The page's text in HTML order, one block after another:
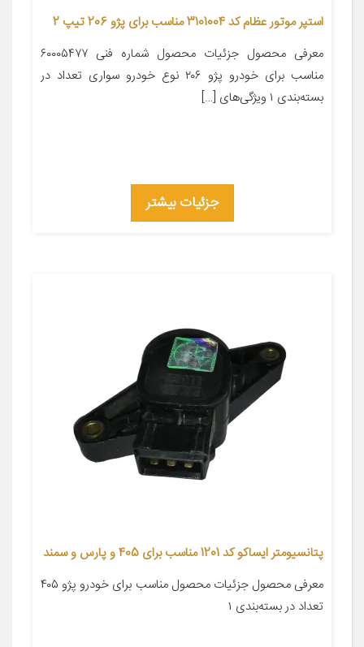
استپر موتور عظام کد 3101004 مناسب برای پژو 206 تیپ 2
معرفی محصول جزئیات محصول شماره فنی ۶۰۰۰۵۴۷۷
مناسب برای خودرو پژو ۲۰۶ نوع خودرو سواری تعداد در
بسته‌بندی ۱ ویژگی‌های […]
جزئیات بیشتر
پتانسیومتر ایساکو کد 1201 مناسب برای 405 و پارس و سمند
معرفی محصول جزئیات محصول مناسب برای خودرو پژو ۴۰۵
تعداد در بسته‌بندی ۱